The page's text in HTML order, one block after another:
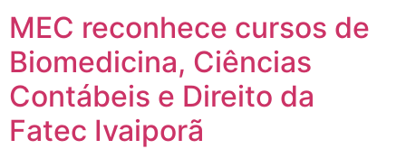
MEC reconhece cursos de
Biomedicina, Ciências
Contábeis e Direito da
Fatec Ivaiporã